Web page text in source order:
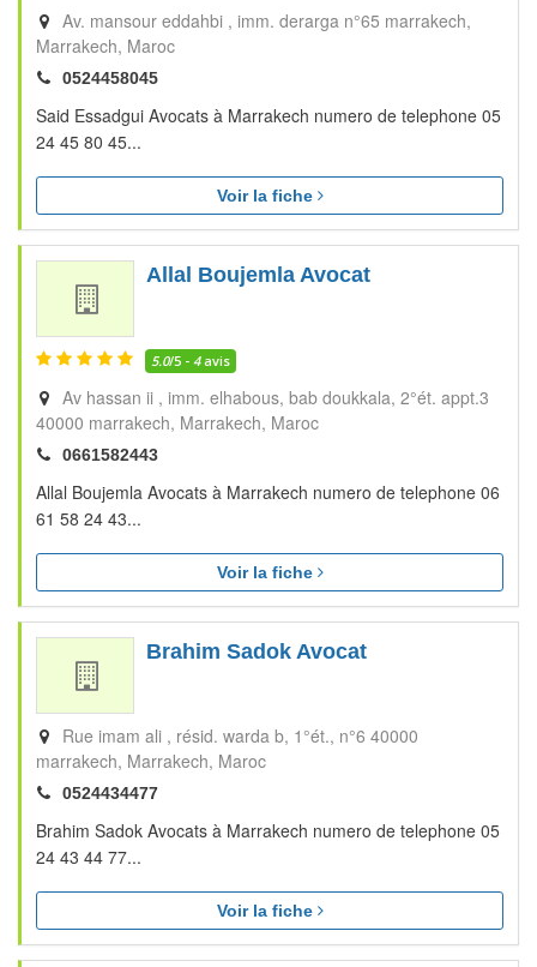
Av. mansour eddahbi , imm. derarga n°65 marrakech
Marrakech Maroc
0524458045
Said Essadgui Avocats à Marrakech numero de telephone 05
24 45 80 45...
Voir la fiche
Allal Boujemla Avocat
5.0/5 - 4avis
Av hassan ii , imm. elhabous, bab doukkala, 2°ét. appt.3
40000 marrakech Marrakech Maroc
0661582443
Allal Boujemla Avocats à Marrakech numero de telephone 06
61 58 24 43...
Voir la fiche
Brahim Sadok Avocat
Rue imam ali , résid. warda b, 1°ét., n°6 40000
marrakech Marrakech Maroc
0524434477
Brahim Sadok Avocats à Marrakech numero de telephone 05
24 43 44 77...
Voir la fiche